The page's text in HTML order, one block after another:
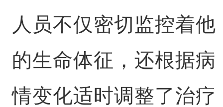
人员不仅密切监控着他
的生命体征，还根据病
情变化适时调整了治疗